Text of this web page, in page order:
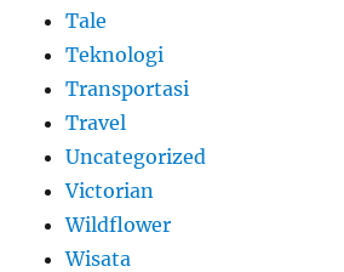
Tale
Teknologi
Transportasi
Travel
Uncategorized
Victorian
Wildflower
Wisata